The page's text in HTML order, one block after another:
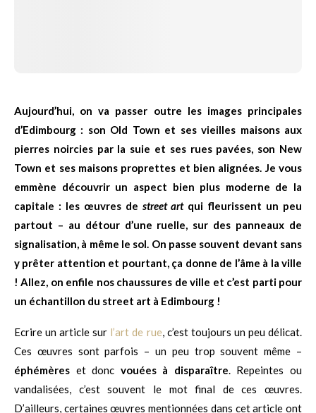
Aujourd’hui, on va passer outre les images principales
d’Edimbourg : son Old Town et ses vieilles maisons aux
pierres noircies par la suie et ses rues pavées, son New
Town et ses maisons proprettes et bien alignées. Je vous
emmène découvrir un aspect bien plus moderne de la
capitale : les œuvres de street artqui fleurissent un peu
partout – au détour d’une ruelle, sur des panneaux de
signalisation, à même le sol. On passe souvent devant sans
y prêter attention et pourtant, ça donne de l’âme à la ville
! Allez, on enfile nos chaussures de ville et c’est parti pour
un échantillon du street art à Edimbourg !
Ecrire un article sur l’art de rue , c’est toujours un peu délicat.
Ces œuvres sont parfois – un peu trop souvent même –
éphémères et donc vouées à disparaître . Repeintes ou
vandalisées, c’est souvent le mot final de ces œuvres.
D’ailleurs, certaines œuvres mentionnées dans cet article ont